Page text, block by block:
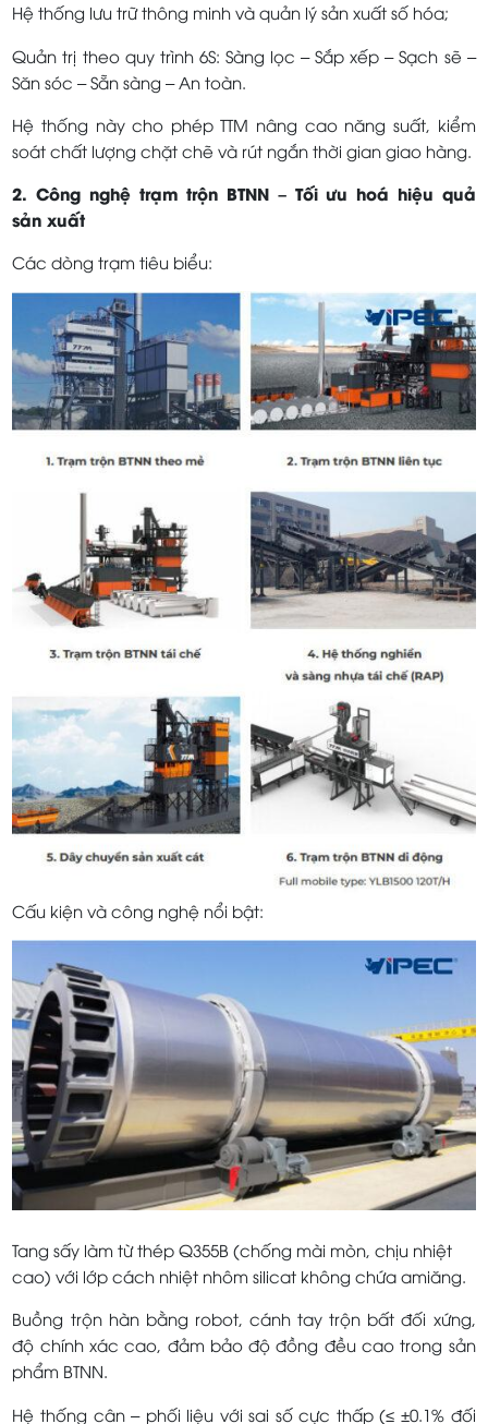
Hệ thống lưu trữ thông minh và quản lý sản xuất số hóa;
Quản trị theo quy trình 6S: Sàng lọc – Sắp xếp – Sạch sẽ –
Săn sóc – Sẵn sàng – An toàn.
Hệ thống này cho phép TTM nâng cao năng suất, kiểm
soát chất lượng chặt chẽ và rút ngắn thời gian giao hàng.
2. Công nghệ trạm trộn BTNN – Tối ưu hoá hiệu quả
sản xuất
Các dòng trạm tiêu biểu:
Cấu kiện và công nghệ nổi bật:
Tang sấy làm từ thép Q355B (chống mài mòn, chịu nhiệt
cao) với lớp cách nhiệt nhôm silicat không chứa amiăng.
Buồng trộn hàn bằng robot, cánh tay trộn bất đối xứng,
độ chính xác cao, đảm bảo độ đồng đều cao trong sản
phẩm BTNN.
Hệ thống cân – phối liệu với sai số cực thấp (≤ ±0.1% đối